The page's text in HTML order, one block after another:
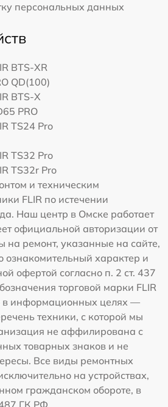
персональных данных
BTS-XR
QD(100)
BTS-X
PRO
TS24 Pro
TS32 Pro
TS32r Pro
и техническим
FLIR по истечении
Наш центр в Омске работает
официальной авторизации от
на ремонт, указанные на сайте,
ознакомительный характер и
офертой согласно п. 2 ст. 437
торговой марки FLIR
в информационных целях —
техники, с которой мы
не аффилирована с
товарных знаков и не
Все виды ремонтных
на устройствах,
гражданском обороте, в